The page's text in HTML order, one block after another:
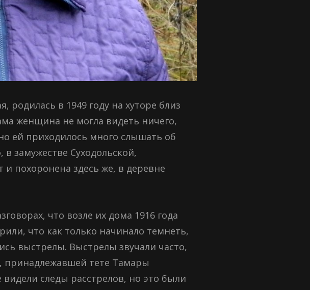
в 1949 году на хуторе близ
женщина не могла видеть ничего,
ей приходилось много слышать об
замужестве Суходольской,
и похоронена здесь же, в деревне
что возле их дома 1916 года
что как только начинало темнеть,
выстрелы. Выстрелы звучали часто,
принадлежавшей тете Тамары
следы расстрелов, но это были